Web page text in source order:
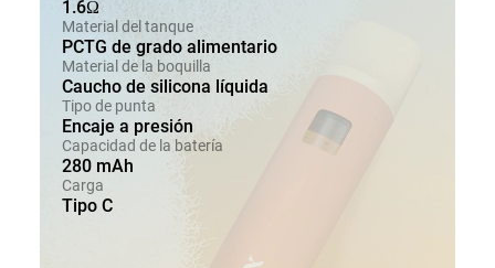
1.6Ω
Material del tanque
PCTG de grado alimentario
Material de la boquilla
Caucho de silicona líquida
Tipo de punta
Encaje a presión
Capacidad de la batería
280 mAh
Carga
Tipo C